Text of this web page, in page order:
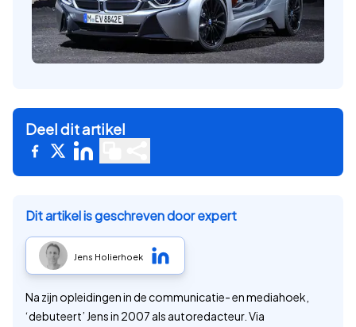
Deel dit artikel
Dit artikel is geschreven door expert
Jens Holierhoek
Na zijn opleidingen in de communicatie- en mediahoek,
‘debuteert’ Jens in 2007 als autoredacteur. Via